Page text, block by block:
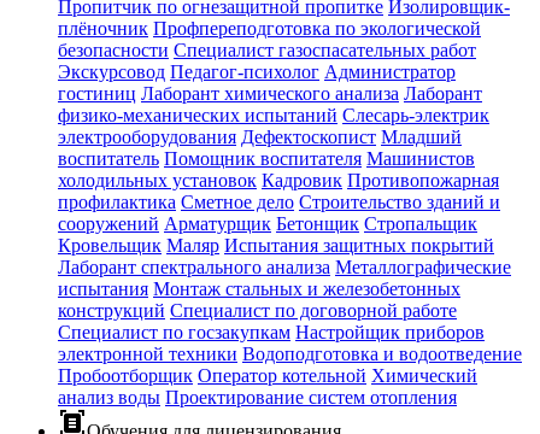
Пропитчик по огнезащитной пропитке Изолировщик-
плёночник Профпереподготовка по экологической
безопасности Специалист газоспасательных работ
Экскурсовод Педагог-психолог Администратор
гостиниц Лаборант химического анализа Лаборант
физико-механических испытаний Слесарь-электрик
электрооборудования Дефектоскопист Младший
воспитатель Помощник воспитателя Машинистов
холодильных установок Кадровик Противопожарная
профилактика Сметное дело Строительство зданий и
сооружений Арматурщик Бетонщик Стропальщик
Кровельщик Маляр Испытания защитных покрытий
Лаборант спектрального анализа Металлографические
испытания Монтаж стальных и железобетонных
конструкций Специалист по договорной работе
Специалист по госзакупкам Настройщик приборов
электронной техники Водоподготовка и водоотведение
Пробоотборщик Оператор котельной Химический
анализ воды Проектирование систем отопления
document_scanner